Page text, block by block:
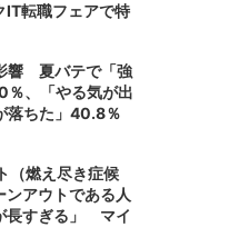
転職フェアで特
響 夏バテで「強
％、「やる気が出
落ちた」40.8％
（燃え尽き症候
アウトである人
長すぎる」 マイ